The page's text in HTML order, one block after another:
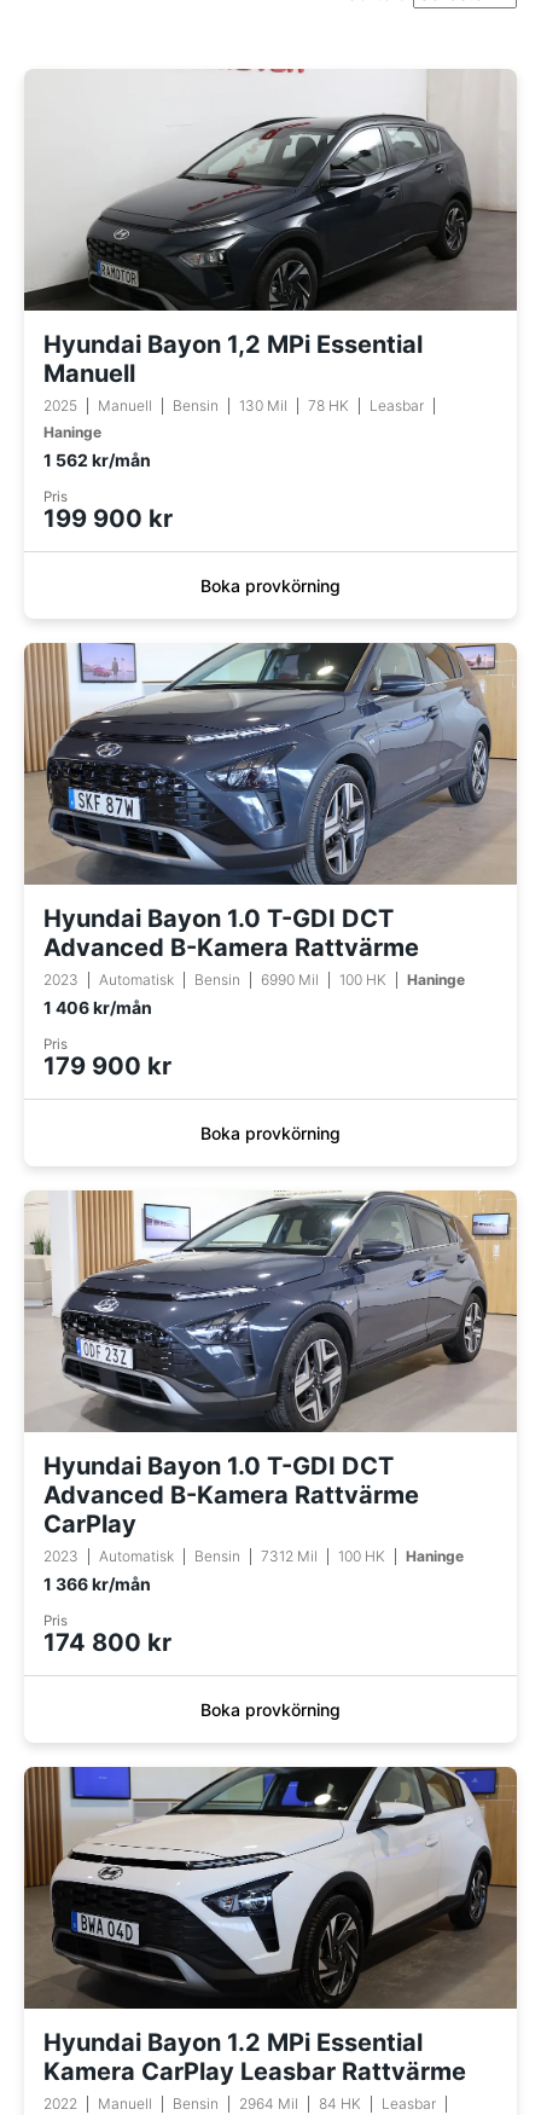
Hyundai Bayon 1,2 MPi Essential
Manuell
2025 Manuell Bensin 130 Mil 78 HK
Leasbar
Haninge
1 562 kr/mån
Pris
199 900 kr
Boka provkörning
Hyundai Bayon 1.0 T-GDI DCT
Advanced B-Kamera Rattvärme
2023 Automatisk Bensin 6990 Mil 100 HK Haninge
1 406 kr/mån
Pris
179 900 kr
Boka provkörning
Hyundai Bayon 1.0 T-GDI DCT
Advanced B-Kamera Rattvärme
CarPlay
2023 Automatisk Bensin 7312 Mil 100 HK Haninge
1 366 kr/mån
Pris
174 800 kr
Boka provkörning
Hyundai Bayon 1.2 MPi Essential
Kamera CarPlay Leasbar Rattvärme
2022 Manuell Bensin 2964 Mil 84 HK
Leasbar